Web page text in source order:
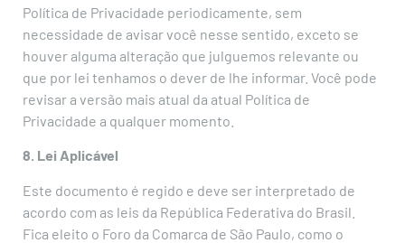
Política de Privacidade periodicamente, sem
necessidade de avisar você nesse sentido, exceto se
houver alguma alteração que julguemos relevante ou
que por lei tenhamos o dever de lhe informar. Você pode
revisar a versão mais atual da atual Política de
Privacidade a qualquer momento.
8. Lei Aplicável
Este documento é regido e deve ser interpretado de
acordo com as leis da República Federativa do Brasil.
Fica eleito o Foro da Comarca de São Paulo, como o